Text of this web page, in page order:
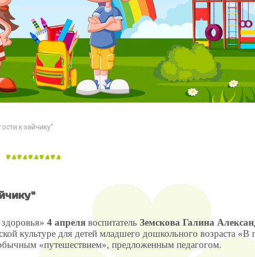
к зайчику"
4 апреля воспитатель Земскова Галина
культуре для детей младшего дошкольного возраста
«путешествием», предложенным педагогом.